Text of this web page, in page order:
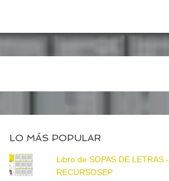
LO MÁS POPULAR
Libro de SOPAS DE LETRAS -
RECURSOSEP